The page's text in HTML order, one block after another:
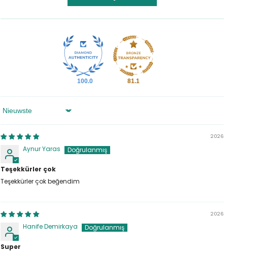
100.0 81.1
Sorteren Op
2026
Aynur Yaras
Teşekkürler çok
Teşekkürler çok beğendim
2026
Hanife Demirkaya
Super